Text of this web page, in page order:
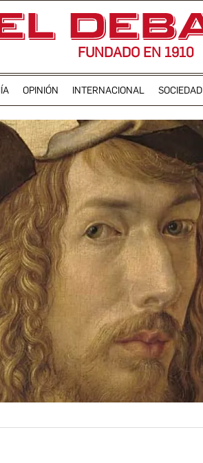
FUNDADO EN 1910
OPINIÓN INTERNACIONAL SOCIEDAD